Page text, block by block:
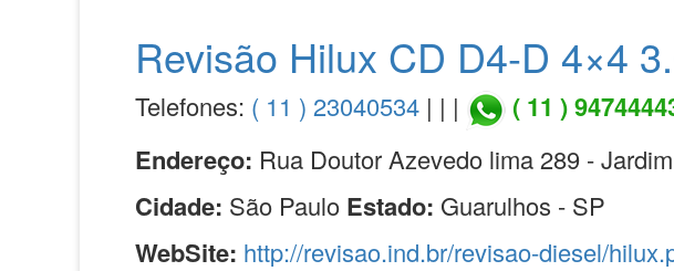
Revisão Hilux CD D4-D 4×4
Telefones: ( 11 ) 23040534 | | |
( 11 )
Endereço: Rua Doutor Azevedo lima 289 -
Cidade: São Paulo Estado: Guarulhos - SP
WebSite: http://revisao.ind.br/revisao-diesel/